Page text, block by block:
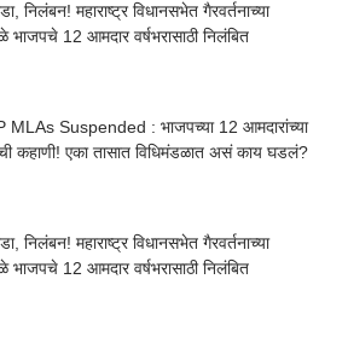
निलंबन! महाराष्ट्र विधानसभेत गैरवर्तनाच्या
भाजपचे 12 आमदार वर्षभरासाठी निलंबित
MLAs Suspended : भाजपच्या 12 आमदारांच्या
कहाणी! एका तासात विधिमंडळात असं काय घडलं?
निलंबन! महाराष्ट्र विधानसभेत गैरवर्तनाच्या
भाजपचे 12 आमदार वर्षभरासाठी निलंबित